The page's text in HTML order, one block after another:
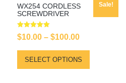
Sale!
WX254 CORDLESS
SCREWDRIVER
Rated
5.00
$10.00 –$100.00
SELECT OPTIONS